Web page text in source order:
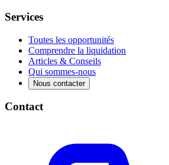
Services
Toutes les opportunités
Comprendre la liquidation
Articles & Conseils
Qui sommes-nous
Nous contacter
Contact